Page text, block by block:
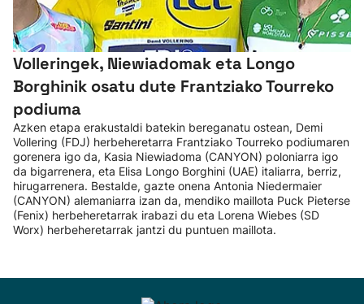
Volleringek, Niewiadomak eta Longo
Borghinik osatu dute Frantziako Tourreko
podiuma
Azken etapa erakustaldi batekin bereganatu ostean, Demi
Vollering (FDJ) herbeheretarra Frantziako Tourreko podiumaren
gorenera igo da, Kasia Niewiadoma (CANYON) poloniarra igo
da bigarrenera, eta Elisa Longo Borghini (UAE) italiarra, berriz,
hirugarrenera. Bestalde, gazte onena Antonia Niedermaier
(CANYON) alemaniarra izan da, mendiko maillota Puck Pieterse
(Fenix) herbeheretarrak irabazi du eta Lorena Wiebes (SD
Worx) herbeheretarrak jantzi du puntuen maillota.